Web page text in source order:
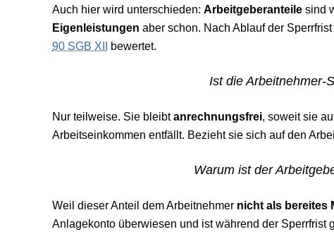
Auch hier wird unterschieden: Arbeitgeberanteile sind
Eigenleistungen aber schon. Nach Ablauf der
90 SGB XII
bewertet.
Ist die Arbeitnehmer-
Nur teilweise. Sie bleibtanrechnungsfrei, soweit sie
Arbeitseinkommen entfällt. Bezieht sie sich auf den
Warum ist der
Weil dieser Anteil dem Arbeitnehmer nicht als bereites
Anlagekonto überwiesen und ist während der Sperrfrist